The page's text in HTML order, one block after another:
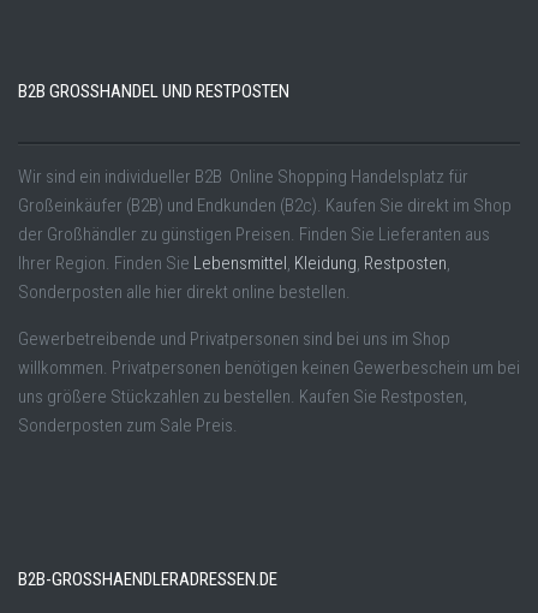
B2B GROSSHANDEL UND RESTPOSTEN
Wir sind ein individueller B2B Online Shopping Handelsplatz für
Großeinkäufer (B2B) und Endkunden (B2c). Kaufen Sie direkt im Shop
der Großhändler zu günstigen Preisen. Finden Sie Lieferanten aus
Ihrer Region. Finden Sie Lebensmittel, Kleidung, Restposten,
Sonderposten alle hier direkt online bestellen.
Gewerbetreibende und Privatpersonen sind bei uns im Shop
willkommen. Privatpersonen benötigen keinen Gewerbeschein um bei
uns größere Stückzahlen zu bestellen. Kaufen Sie Restposten,
Sonderposten zum Sale Preis.
B2B-GROSSHAENDLERADRESSEN.DE